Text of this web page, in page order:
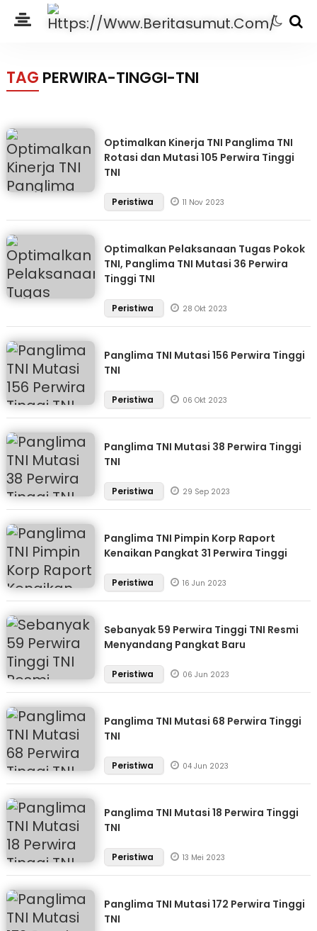
TAG PERWIRA-TINGGI-TNI
Optimalkan Kinerja TNI Panglima TNI
Rotasi dan Mutasi 105 Perwira Tinggi
TNI
Peristiwa 11 Nov 2023
Optimalkan Pelaksanaan Tugas Pokok
TNI, Panglima TNI Mutasi 36 Perwira
Tinggi TNI
Peristiwa 28 Okt 2023
Panglima TNI Mutasi 156 Perwira Tinggi
TNI
Peristiwa 06 Okt 2023
Panglima TNI Mutasi 38 Perwira Tinggi
TNI
Peristiwa 29 Sep 2023
Panglima TNI Pimpin Korp Raport
Kenaikan Pangkat 31 Perwira Tinggi
Peristiwa 16 Jun 2023
Sebanyak 59 Perwira Tinggi TNI Resmi
Menyandang Pangkat Baru
Peristiwa 06 Jun 2023
Panglima TNI Mutasi 68 Perwira Tinggi
TNI
Peristiwa 04 Jun 2023
Panglima TNI Mutasi 18 Perwira Tinggi
TNI
Peristiwa 13 Mei 2023
Panglima TNI Mutasi 172 Perwira Tinggi
TNI